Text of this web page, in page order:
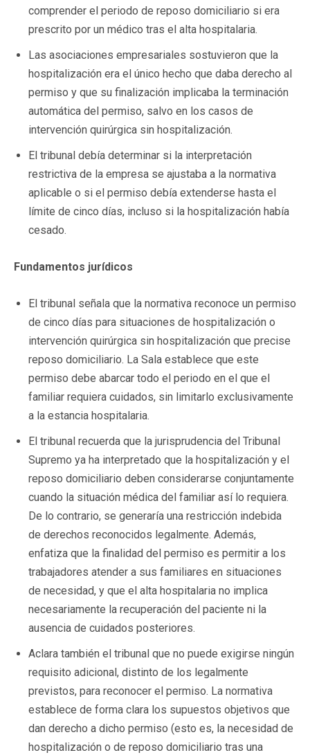
comprender el periodo de reposo domiciliario si era
prescrito por un médico tras el alta hospitalaria.
Las asociaciones empresariales sostuvieron que la
hospitalización era el único hecho que daba derecho al
permiso y que su finalización implicaba la terminación
automática del permiso, salvo en los casos de
intervención quirúrgica sin hospitalización.
El tribunal debía determinar si la interpretación
restrictiva de la empresa se ajustaba a la normativa
aplicable o si el permiso debía extenderse hasta el
límite de cinco días, incluso si la hospitalización había
cesado.
Fundamentos jurídicos
El tribunal señala que la normativa reconoce un permiso
de cinco días para situaciones de hospitalización o
intervención quirúrgica sin hospitalización que precise
reposo domiciliario. La Sala establece que este
permiso debe abarcar todo el periodo en el que el
familiar requiera cuidados, sin limitarlo exclusivamente
a la estancia hospitalaria.
El tribunal recuerda que la jurisprudencia del Tribunal
Supremo ya ha interpretado que la hospitalización y el
reposo domiciliario deben considerarse conjuntamente
cuando la situación médica del familiar así lo requiera.
De lo contrario, se generaría una restricción indebida
de derechos reconocidos legalmente. Además,
enfatiza que la finalidad del permiso es permitir a los
trabajadores atender a sus familiares en situaciones
de necesidad, y que el alta hospitalaria no implica
necesariamente la recuperación del paciente ni la
ausencia de cuidados posteriores.
Aclara también el tribunal que no puede exigirse ningún
requisito adicional, distinto de los legalmente
previstos, para reconocer el permiso. La normativa
establece de forma clara los supuestos objetivos que
dan derecho a dicho permiso (esto es, la necesidad de
hospitalización o de reposo domiciliario tras una